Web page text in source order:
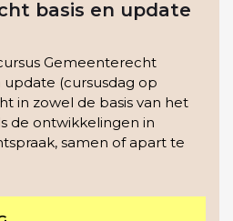
basis en update
Gemeenterecht
update (cursusdag op
in zowel de basis van het
de ontwikkelingen in
samen of apart te